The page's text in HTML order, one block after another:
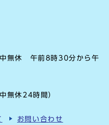
中無休 午前8時30分から午
中無休24時間）
お問い合わせ